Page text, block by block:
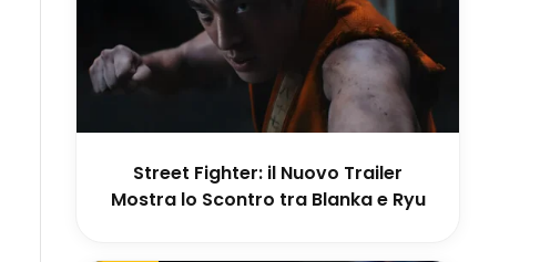
Street Fighter: il Nuovo Trailer
Mostra lo Scontro tra Blanka e Ryu